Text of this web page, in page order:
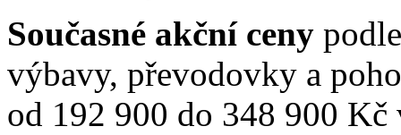
Současné akční ceny
výbavy, převodovky a
od 192 900 do 348 900 Kč